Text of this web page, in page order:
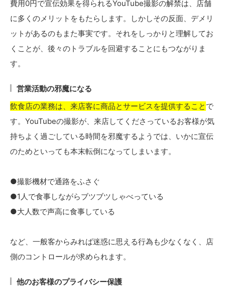
費用0円で宣伝効果を得られるYouTube撮影の解禁は、店舗
に多くのメリットをもたらします。しかしその反面、デメリ
ットがあるのもまた事実です。それをしっかりと理解してお
くことが、後々のトラブルを回避することにもつながりま
す。
営業活動の邪魔になる
飲食店の業務は、来店客に商品とサービスを提供すること で
す。YouTubeの撮影が、来店してくださっているお客様が気
持ちよく過ごしている時間を邪魔するようでは、いかに宣伝
のためといっても本末転倒になってしまいます。
●撮影機材で通路をふさぐ
●1人で食事しながらブツブツしゃべっている
●大人数で声高に食事している
など、一般客からみれば迷惑に思える行為も少なくなく、店
側のコントロールが求められます。
他のお客様のプライバシー保護